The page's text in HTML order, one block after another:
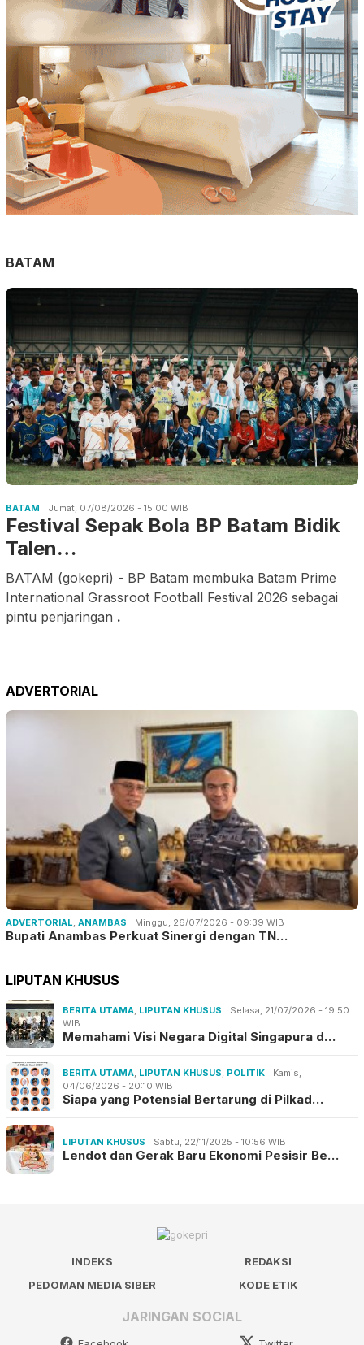
BATAM
BATAM Jumat, 07/08/2026 - 15:00 WIB
Festival Sepak Bola BP Batam Bidik
Talen…
BATAM (gokepri) - BP Batam membuka Batam Prime
International Grassroot Football Festival 2026 sebagai
pintu penjaringan .
ADVERTORIAL
ADVERTORIAL ANAMBAS Minggu, 26/07/2026 - 09:39 WIB
Bupati Anambas Perkuat Sinergi dengan TN…
LIPUTAN KHUSUS
BERITA UTAMA LIPUTAN KHUSUS
Selasa, 21/07/2026 - 19:50
WIB
Memahami Visi Negara Digital Singapura d…
BERITA UTAMA LIPUTAN KHUSUS POLITIK
Kamis,
04/06/2026 - 20:10 WIB
Siapa yang Potensial Bertarung di Pilkad…
LIPUTAN KHUSUS Sabtu, 22/11/2025 - 10:56 WIB
Lendot dan Gerak Baru Ekonomi Pesisir Be…
INDEKS
REDAKSI
PEDOMAN MEDIA SIBER
KODE ETIK
JARINGAN SOCIAL